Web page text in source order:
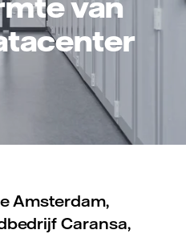
Amsterdam,
Caransa,